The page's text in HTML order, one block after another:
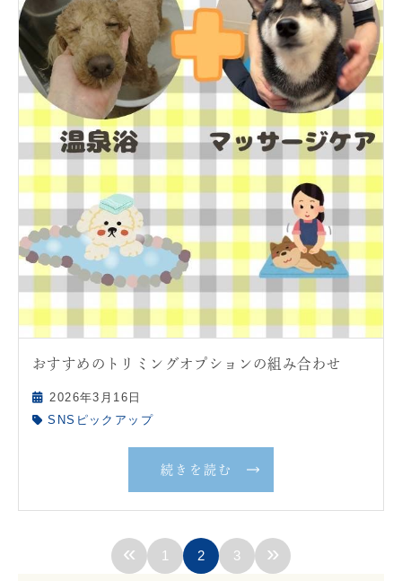
おすすめのトリミングオプションの組み合わせ
2026年3月16日
SNSピックアップ
続きを読む
« 1 2 3 »